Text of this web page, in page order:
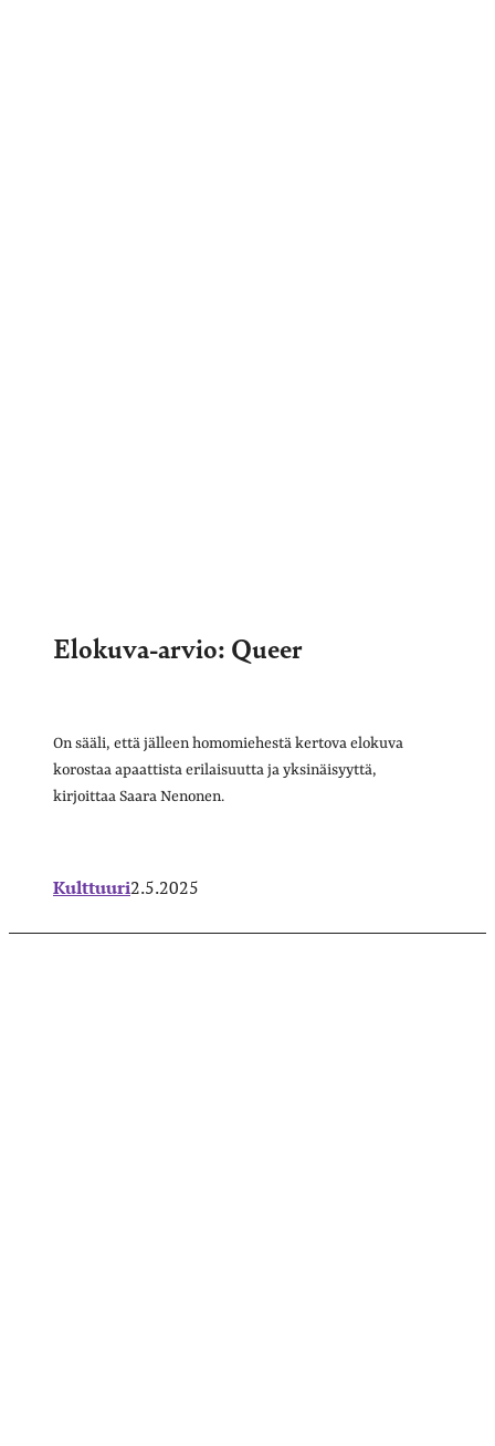
Elokuva-arvio: Queer
On sääli, että jälleen homomiehestä kertova elokuva
korostaa apaattista erilaisuutta ja yksinäisyyttä,
kirjoittaa Saara Nenonen.
Kulttuuri2.5.2025